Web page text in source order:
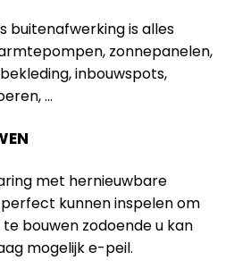
buitenafwerking is alles
zonnepanelen,
inbouwspots,
…
met hernieuwbare
kunnen inspelen om
bouwen zodoende u kan
mogelijk e-peil.